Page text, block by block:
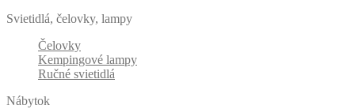
Svietidlá, čelovky, lampy
Čelovky
Kempingové lampy
Ručné svietidlá
Nábytok